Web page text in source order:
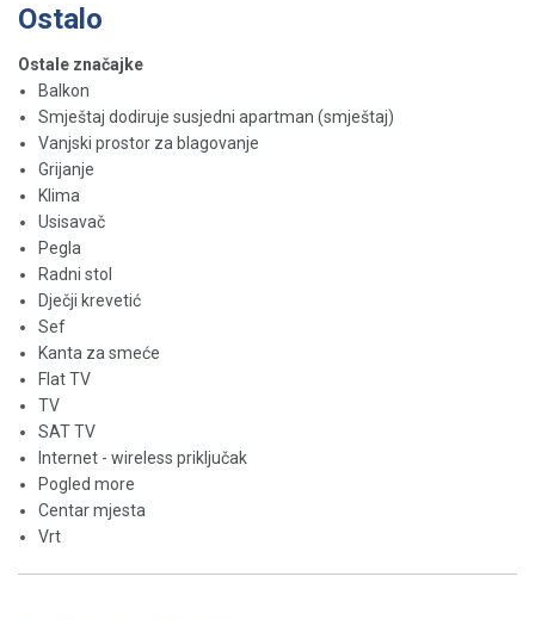
Ostalo
Ostale značajke
Balkon
Smještaj dodiruje susjedni apartman (smještaj)
Vanjski prostor za blagovanje
Grijanje
Klima
Usisavač
Pegla
Radni stol
Dječji krevetić
Sef
Kanta za smeće
Flat TV
TV
SAT TV
Internet - wireless priključak
Pogled more
Centar mjesta
Vrt